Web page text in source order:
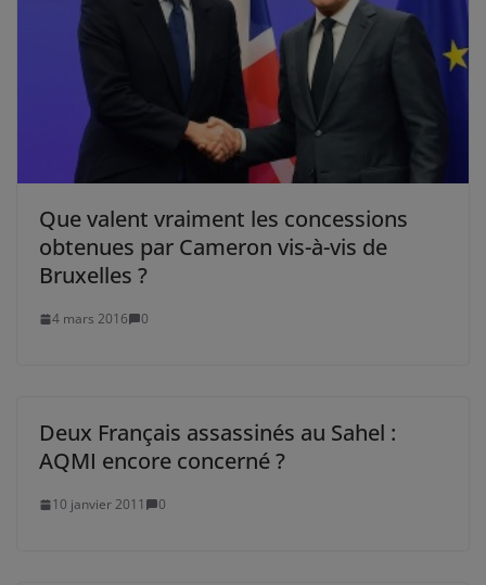
Que valent vraiment les concessions
obtenues par Cameron vis-à-vis de
Bruxelles ?
4 mars 2016 0
Deux Français assassinés au Sahel :
AQMI encore concerné ?
10 janvier 2011 0